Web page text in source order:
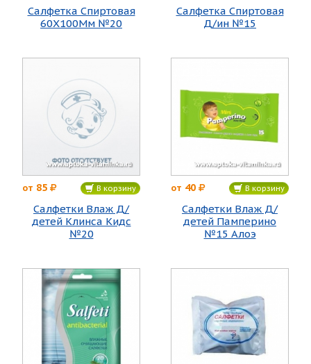
Салфетка Спиртовая
60Х100Мм №20
Салфетка Спиртовая
Д/ин №15
от 85 В корзину
Салфетки Влаж Д/
детей Клинса Кидс
№20
от 40 В корзину
Салфетки Влаж Д/
детей Памперино
№15 Алоэ